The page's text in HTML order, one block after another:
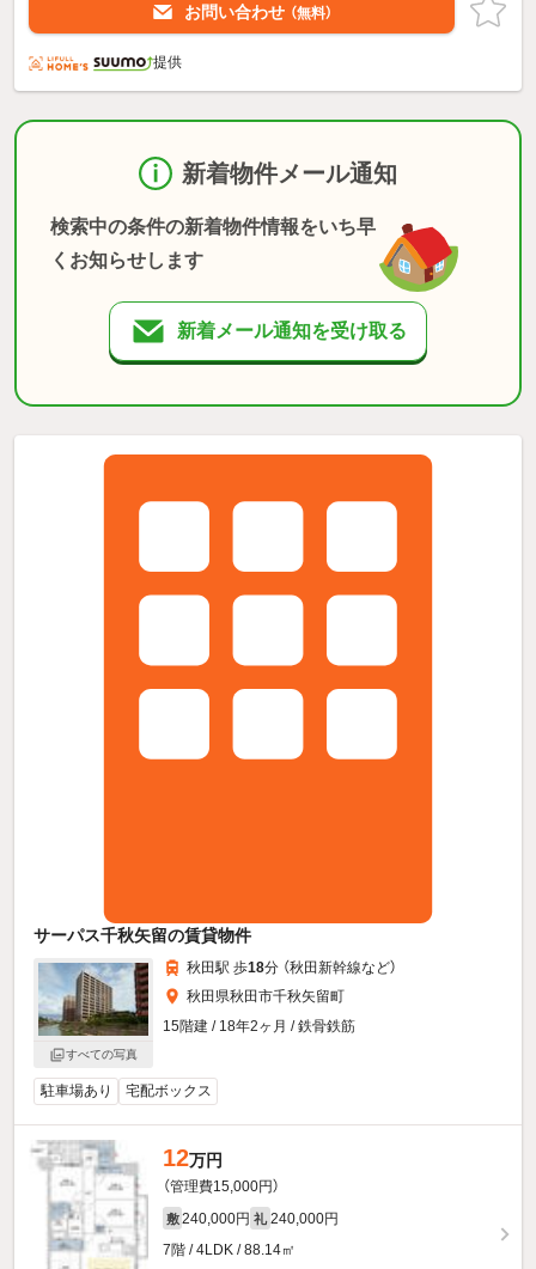
お問い合わせ （無料）
提供
新着物件メール通知
検索中の条件の新着物件情報をいち早
くお知らせします
新着メール通知を受け取る
サーパス千秋矢留の賃貸物件
すべての写真
秋田駅 歩18分 （秋田新幹線など）
秋田県秋田市千秋矢留町
15階建 / 18年2ヶ月 / 鉄骨鉄筋
駐車場あり 宅配ボックス
12万円
（管理費15,000円）
敷 240,000円 礼 240,000円
7階 / 4LDK / 88.14㎡